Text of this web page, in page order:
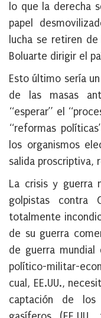
lo que la derecha
papel
lucha se retiren
Boluarte dirigir el
Esto último sería
de las masas
“esperar” el
“reformas
los organismos
salida proscriptiva,
La crisis y guerra
golpistas contra
totalmente
de su guerra
de guerra
político-militar-
cual, EE.UU.,
captación de los